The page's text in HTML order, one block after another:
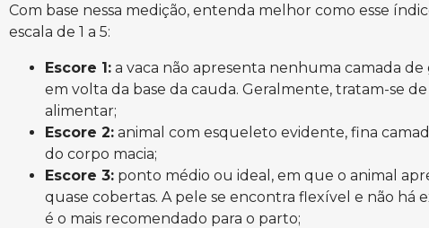
Com base nessa medição, entenda melhor como esse
escala de 1 a 5:
Escore 1: a vaca não apresenta nenhuma camada
em volta da base da cauda. Geralmente, tratam-se
alimentar;
Escore 2: animal com esqueleto evidente, fina
do corpo macia;
Escore 3: ponto médio ou ideal, em que o animal
quase cobertas. A pele se encontra flexível e não há
é o mais recomendado para o parto;